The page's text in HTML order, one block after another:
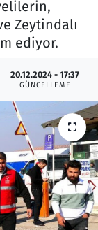
Zeytindalı
ediyor.
20.12.2024 - 17:37
GÜNCELLEME